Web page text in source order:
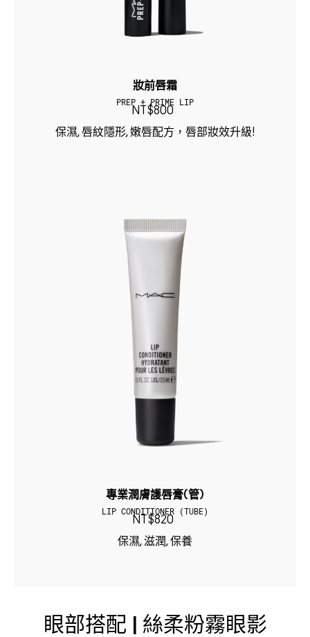
妝前唇霜
PREP + PRIME LIP
NT$800
保濕, 唇紋隱形, 嫩唇配方，唇部妝效升級!
專業潤膚護唇膏(管)
LIP CONDITIONER (TUBE)
NT$820
保濕, 滋潤, 保養
眼部搭配 | 絲柔粉霧眼影